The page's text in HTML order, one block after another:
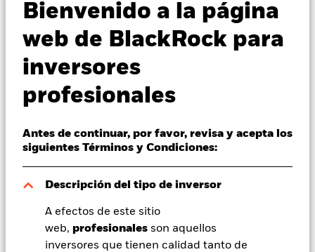
Bienvenido a la página
web de BlackRock para
inversores
profesionales
Antes de continuar, por favor, revisa y acepta los
siguientes Términos y Condiciones:
Descripción del tipo de inversor
A efectos de este sitio
web, profesionales son aquellos
inversores que tienen calidad tanto de
Perspectivas
Visión de mercado
Educación
Profesionales
España
Change location
BlackRock
Fund
Valor liquidativo a 05 ago 2026
CZK 735,11
CZK -1,14 (-0,15%)